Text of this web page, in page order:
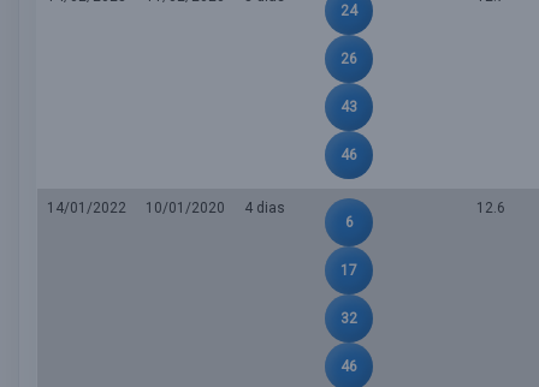
24
26
43
46
14/01/2022 10/01/2020
4 dias
6
17
32
46
12.6